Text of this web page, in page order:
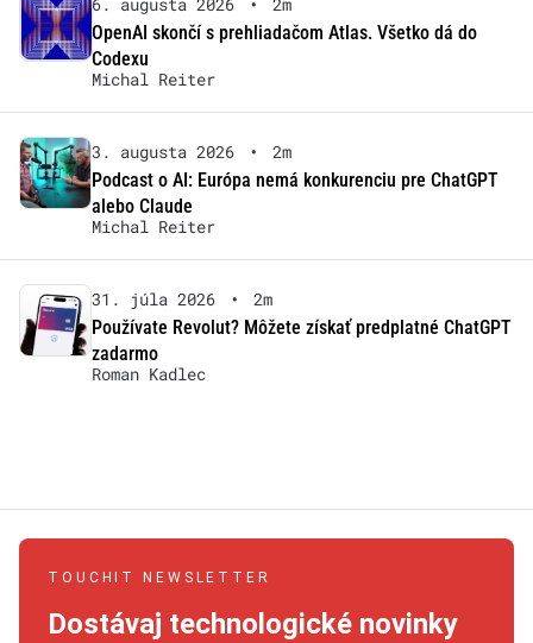
OpenAI skončí s prehliadačom Atlas. Všetko dá do
Codexu
Michal Reiter
3. augusta 2026 •
2m
Podcast o AI: Európa nemá konkurenciu pre ChatGPT
alebo Claude
Michal Reiter
31. júla 2026 •
2m
Používate Revolut? Môžete získať predplatné ChatGPT
zadarmo
Roman Kadlec
TOUCHIT NEWSLETTER
Dostávaj technologické novinky